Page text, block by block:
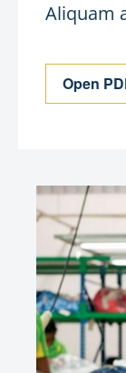
Aliquam
Open